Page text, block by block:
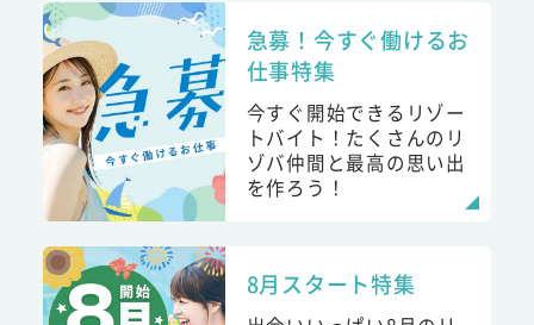
急募！今すぐ働けるお
仕事特集
今すぐ開始できるリゾー
トバイト！たくさんのリ
ゾバ仲間と最高の思い出
を作ろう！
8月スタート特集